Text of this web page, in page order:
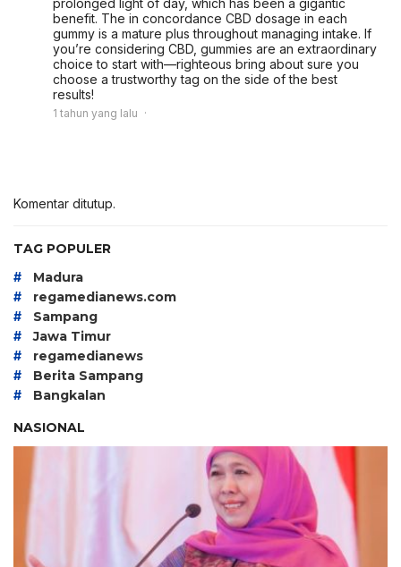
prolonged light of day, which has been a gigantic
benefit. The in concordance CBD dosage in each
gummy is a mature plus throughout managing intake. If
you’re considering CBD, gummies are an extraordinary
choice to start with—righteous bring about sure you
choose a trustworthy tag on the side of the best
results!
1 tahun yang lalu
Komentar ditutup.
TAG POPULER
# Madura
# regamedianews.com
# Sampang
# Jawa Timur
# regamedianews
# Berita Sampang
#
Bangkalan
NASIONAL